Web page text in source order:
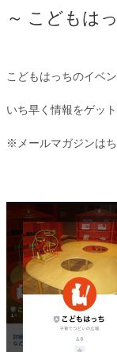
～ こどもは
こどもはっちのイベ
いち早く情報をゲッ
※メールマガジンはち